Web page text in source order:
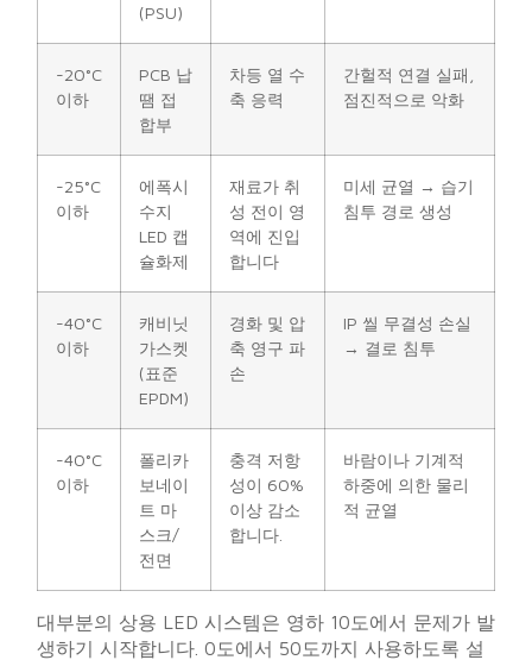
(PSU)
-20°C
이하
PCB 납
땜 접
합부
차등 열 수
축 응력
간헐적 연결 실패,
점진적으로 악화
-25°C
이하
에폭시
수지
LED 캡
슐화제
재료가 취
성 전이 영
역에 진입
합니다
미세 균열 → 습기
침투 경로 생성
-40°C
이하
캐비닛
가스켓
(표준
EPDM)
경화 및 압
축 영구 파
손
IP 씰 무결성 손실
→ 결로 침투
-40°C
이하
폴리카
보네이
트 마
스크/
전면
충격 저항
성이 60%
이상 감소
합니다.
바람이나 기계적
하중에 의한 물리
적 균열
대부분의 상용 LED 시스템은 영하 10도에서 문제가 발
생하기 시작합니다. 0도에서 50도까지 사용하도록 설